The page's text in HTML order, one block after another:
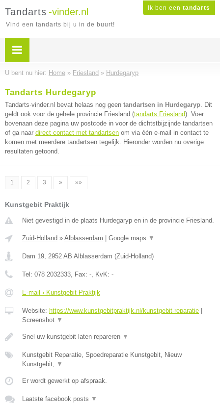
Ik ben een tandarts
Tandarts -vinder.nl
Vind een tandarts bij u in de buurt!
U bent nu hier: Home » Friesland » Hurdegaryp
Tandarts Hurdegaryp
Tandarts-vinder.nl bevat helaas nog geen tandartsen in Hurdegaryp. Dit
geldt ook voor de gehele provincie Friesland (tandarts Friesland). Voer
bovenaan deze pagina uw postcode in voor de dichtstbijzijnde tandartsen
of ga naar direct contact met tandartsen om via één e-mail in contact te
komen met meerdere tandartsen tegelijk. Hieronder worden nu overige
resultaten getoond.
1 2 3 » »»
Kunstgebit Praktijk
Niet gevestigd in de plaats Hurdegaryp en in de provincie Friesland.
Zuid-Holland » Alblasserdam Google maps ▼
Dam 19, 2952 AB Alblasserdam (Zuid-Holland)
Tel: 078 2032333, Fax: -, KvK: -
E-mail › Kunstgebit Praktijk
Website: https://www.kunstgebitpraktijk.nl/kunstgebit-reparatie
Screenshot ▼
Snel uw kunstgebit laten repareren ▼
Kunstgebit Reparatie, Spoedreparatie Kunstgebit, Nieuw
Kunstgebit, ▼
Er wordt gewerkt op afspraak.
Laatste facebook posts ▼